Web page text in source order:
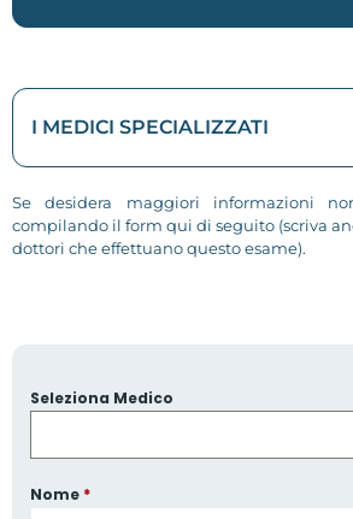
I MEDICI SPECIALIZZATI
Se desidera maggiori informazioni
compilando il form qui di seguito (scriva
dottori che effettuano questo esame).
Seleziona Medico
Nome *